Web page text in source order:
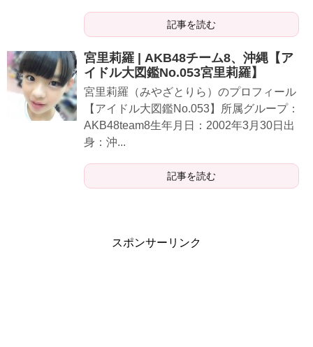
記事を読む
宮里莉羅 | AKB48チーム8、沖縄【ア
イドル大図鑑No.053宮里莉羅】
宮里莉羅（みやざとりら）のプロフィール
【アイドル大図鑑No.053】所属グループ：
AKB48team8生年月日：2002年3月30日出
身：沖...
記事を読む
スポンサーリンク